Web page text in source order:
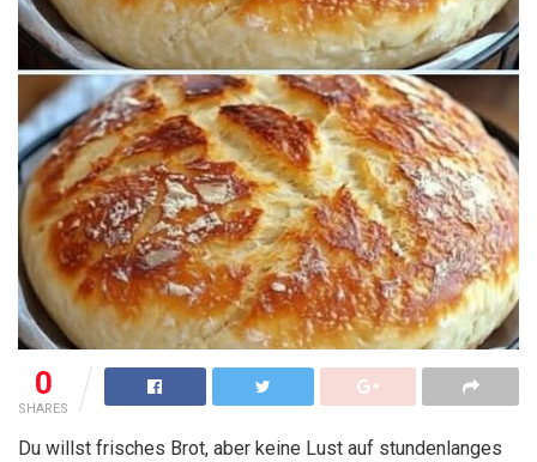
0
SHARES
Du willst frisches Brot, aber keine Lust auf stundenlanges